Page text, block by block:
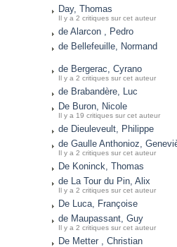
Day, Thomas
Il y a 2 critiques sur cet auteur
de Alarcon , Pedro
de Bellefeuille, Normand
de Bergerac, Cyrano
Il y a 2 critiques sur cet auteur
de Brabandère, Luc
De Buron, Nicole
Il y a 19 critiques sur cet auteur
de Dieuleveult, Philippe
de Gaulle Anthonioz,
Il y a 2 critiques sur cet auteur
De Koninck, Thomas
de La Tour du Pin, Alix
Il y a 2 critiques sur cet auteur
De Luca, Françoise
de Maupassant, Guy
Il y a 2 critiques sur cet auteur
De Metter , Christian